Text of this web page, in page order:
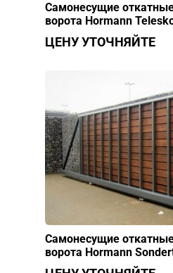
Самонесущие
ворота Hormann
ЦЕНУ УТОЧНЯЙТЕ
Самонесущие
ворота Hormann